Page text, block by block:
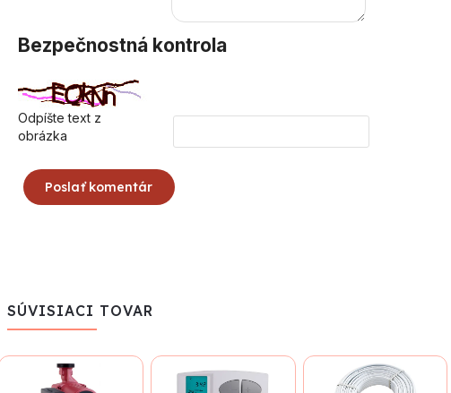
Bezpečnostná kontrola
Odpíšte text z
obrázka
Poslať komentár
SÚVISIACI TOVAR